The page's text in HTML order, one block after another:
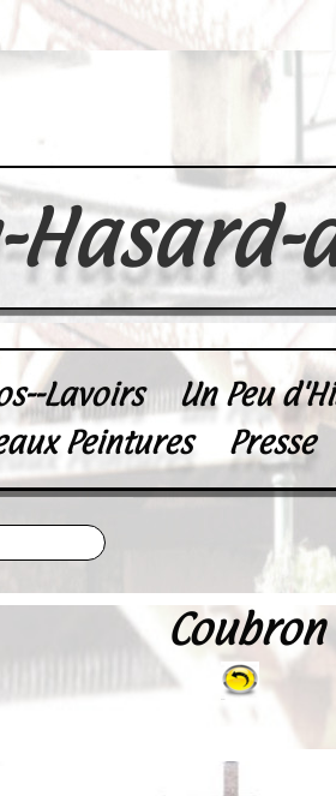
Lavoirs Un Peu
Peintures
Presse
Coubron